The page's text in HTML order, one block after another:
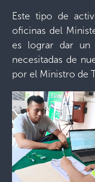
Este tipo de
oficinas del
es lograr dar un
necesitadas de
por el Ministro de